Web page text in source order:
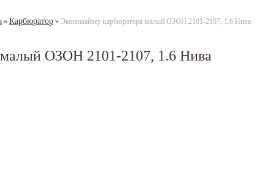
» Карбюратор » Экономайзер карбюратора малый ОЗОН 2101-2107, 1.6 Нива
ОЗОН 2101-2107, 1.6 Нива